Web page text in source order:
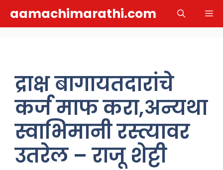
aamachimarathi.com
द्राक्ष बागायतदारांचे
कर्ज माफ करा,अन्यथा
स्वाभिमानी रस्त्यावर
उतरेल – राजू शेट्टी